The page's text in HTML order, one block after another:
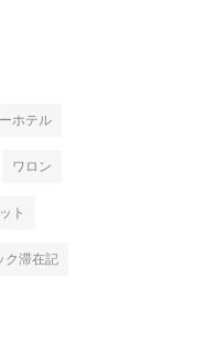
ホテル
ワロン
ト
ク滞在記